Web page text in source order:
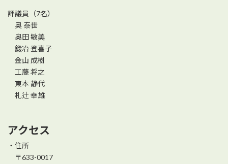
評議員（7名）
奥 泰世
奥田 敏美
鍛冶 登喜子
金山 成樹
工藤 将之
東本 静代
札辻 幸雄
アクセス
・住所
〒633-0017